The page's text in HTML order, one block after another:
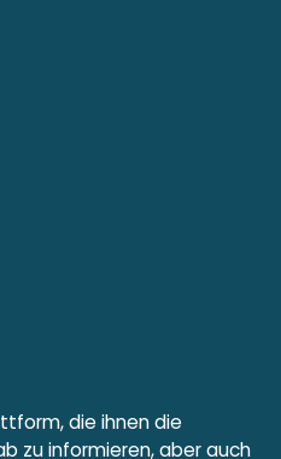
die ihnen die
zu informieren, aber auch